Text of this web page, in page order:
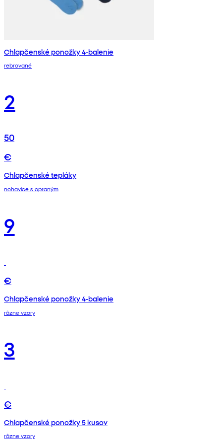
Chlapčenské ponožky 4-balenie
rebrované
2
50
€
Chlapčenské tepláky
nohavice s opraným
9
€
Chlapčenské ponožky 4-balenie
rôzne vzory
3
€
Chlapčenské ponožky 5 kusov
rôzne vzory